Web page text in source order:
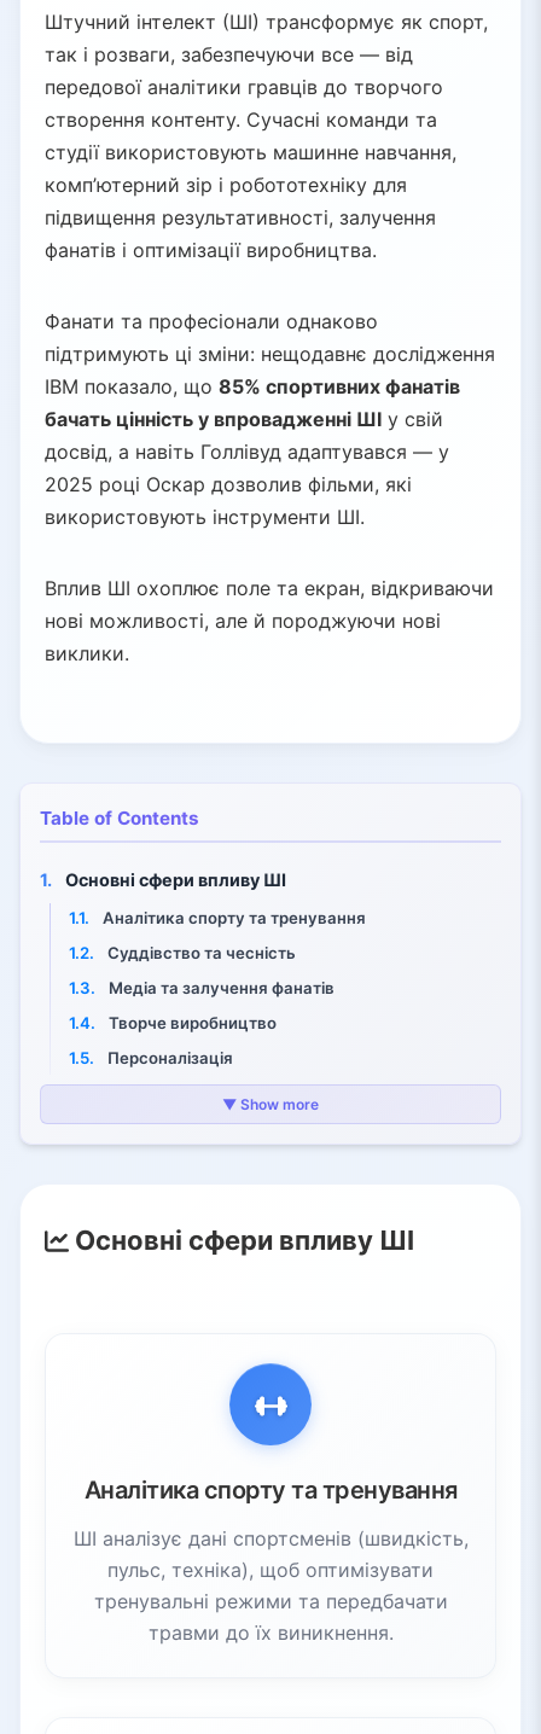
Штучний інтелект (ШІ) трансформує як спорт,
так і розваги, забезпечуючи все — від
передової аналітики гравців до творчого
створення контенту. Сучасні команди та
студії використовують машинне навчання,
комп’ютерний зір і робототехніку для
підвищення результативності, залучення
фанатів і оптимізації виробництва.
Фанати та професіонали однаково
підтримують ці зміни: нещодавнє дослідження
IBM показало, що 85% спортивних фанатів
бачать цінність у впровадженні ШІ у свій
досвід, а навіть Голлівуд адаптувався — у
2025 році Оскар дозволив фільми, які
використовують інструменти ШІ.
Вплив ШІ охоплює поле та екран, відкриваючи
нові можливості, але й породжуючи нові
виклики.
Table of Contents
1. Основні сфери впливу ШІ
1.1.
Аналітика спорту та тренування
1.2.
Суддівство та чесність
1.3.
Медіа та залучення фанатів
1.4.
Творче виробництво
1.5.
Персоналізація
2. ШІ у спорті
2.3. Трансляції та залучення фанатів
Музика та аудіо
Розповсюдження та доступність
3.5. Персоналізація аудиторії
Виклики та перспективи
Порушення робочих місць
4.2. Права та згода
Питання приватності
▼ Show more
Основні сфери впливу ШІ
Аналітика спорту та тренування
ШІ аналізує дані спортсменів (швидкість,
пульс, техніка), щоб оптимізувати
тренувальні режими та передбачати
травми до їх виникнення.